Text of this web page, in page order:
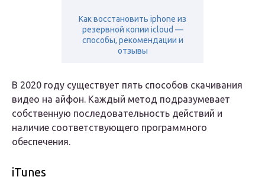
Как восстановить iphone из
резервной копии icloud —
способы, рекомендации и
отзывы
В 2020 году существует пять способов скачивания
видео на айфон. Каждый метод подразумевает
собственную последовательность действий и
наличие соответствующего программного
обеспечения.
iTunes